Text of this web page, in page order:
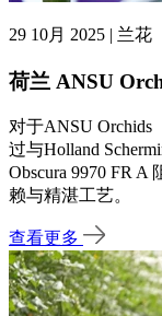
29 10月 2025 | 兰花
荷兰 ANSU
对于ANSU
过与Holland
Obscura 9970 FR
赖与精湛工艺。
查看更多